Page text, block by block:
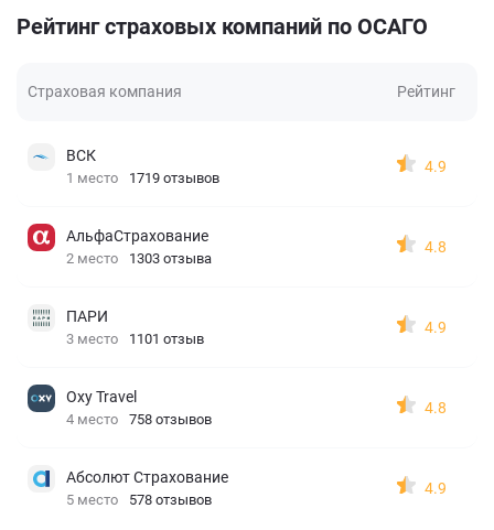
Рейтинг страховых компаний по ОСАГО
Страховая компания Рейтинг
ВСК
1 место 1719 отзывов
4.9
АльфаСтрахование
2 место 1303 отзыва
4.8
ПАРИ
3 место 1101 отзыв
4.9
Oxy Travel
4 место 758 отзывов
4.8
Абсолют Страхование
5 место 578 отзывов
4.9